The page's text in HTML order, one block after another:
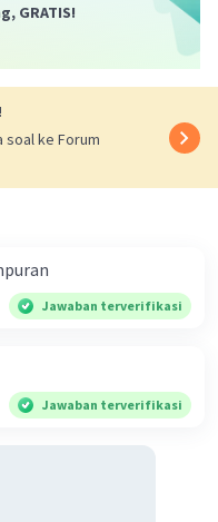
GRATIS!
soal ke Forum
Jawaban terverifikasi
Jawaban terverifikasi